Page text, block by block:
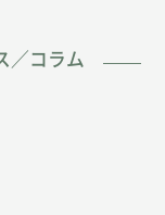
／コラム